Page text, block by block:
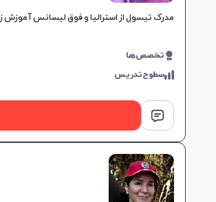
مدرک تیسول از استرالیا و فوق لیسانس آموزش زبان انگلیسی، با ۱۲ سال سابقه تدریس، متخصص در کلاس‌های آنلاین و تقویت زبان عمومی
تخصص‌ها
سطوح‌تدریس